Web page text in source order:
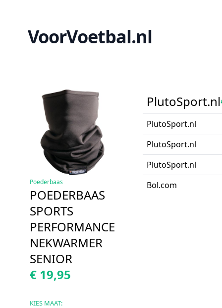
VoorVoetbal.nl
Poederbaas
POEDERBAAS
SPORTS
PERFORMANCE
NEKWARMER
SENIOR
€ 19,95
KIES MAAT:
PlutoSport.nl
PlutoSport.nl
PlutoSport.nl
PlutoSport.nl
Bol.com